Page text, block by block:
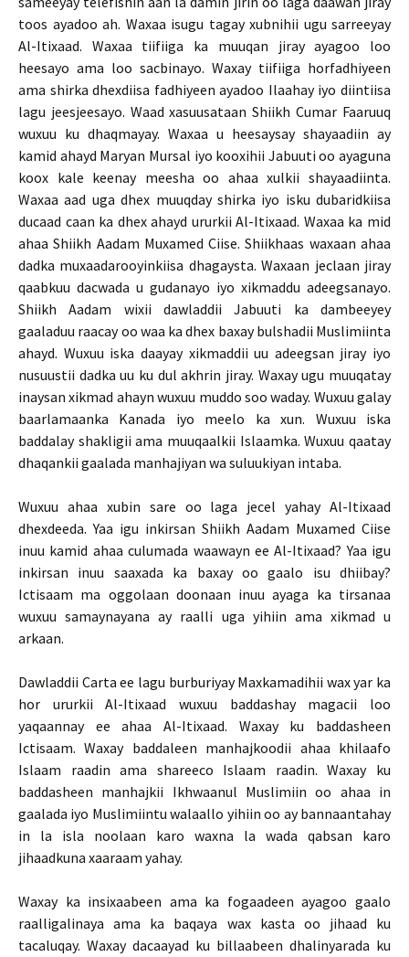
toos ayadoo ah. Waxaa isugu tagay xubnihii ugu sarreeyay
Al-Itixaad. Waxaa tiifiiga ka muuqan jiray ayagoo loo
heesayo ama loo sacbinayo. Waxay tiifiiga horfadhiyeen
ama shirka dhexdiisa fadhiyeen ayadoo Ilaahay iyo diintiisa
lagu jeesjeesayo. Waad xasuusataan Shiikh Cumar Faaruuq
wuxuu ku dhaqmayay. Waxaa u heesaysay shayaadiin ay
kamid ahayd Maryan Mursal iyo kooxihii Jabuuti oo ayaguna
koox kale keenay meesha oo ahaa xulkii shayaadiinta.
Waxaa aad uga dhex muuqday shirka iyo isku dubaridkiisa
ducaad caan ka dhex ahayd ururkii Al-Itixaad. Waxaa ka mid
ahaa Shiikh Aadam Muxamed Ciise. Shiikhaas waxaan ahaa
dadka muxaadarooyinkiisa dhagaysta. Waxaan jeclaan jiray
qaabkuu dacwada u gudanayo iyo xikmaddu adeegsanayo.
Shiikh Aadam wixii dawladdii Jabuuti ka dambeeyey
gaaladuu raacay oo waa ka dhex baxay bulshadii Muslimiinta
ahayd. Wuxuu iska daayay xikmaddii uu adeegsan jiray iyo
nusuustii dadka uu ku dul akhrin jiray. Waxay ugu muuqatay
inaysan xikmad ahayn wuxuu muddo soo waday. Wuxuu galay
baarlamaanka Kanada iyo meelo ka xun. Wuxuu iska
baddalay shakligii ama muuqaalkii Islaamka. Wuxuu qaatay
dhaqankii gaalada manhajiyan wa suluukiyan intaba.
Wuxuu ahaa xubin sare oo laga jecel yahay Al-Itixaad
dhexdeeda. Yaa igu inkirsan Shiikh Aadam Muxamed Ciise
inuu kamid ahaa culumada waawayn ee Al-Itixaad? Yaa igu
inkirsan inuu saaxada ka baxay oo gaalo isu dhiibay?
Ictisaam ma oggolaan doonaan inuu ayaga ka tirsanaa
wuxuu samaynayana ay raalli uga yihiin ama xikmad u
arkaan.
Dawladdii Carta ee lagu burburiyay Maxkamadihii wax yar ka
hor ururkii Al-Itixaad wuxuu baddashay magacii loo
yaqaannay ee ahaa Al-Itixaad. Waxay ku baddasheen
Ictisaam. Waxay baddaleen manhajkoodii ahaa khilaafo
Islaam raadin ama shareeco Islaam raadin. Waxay ku
baddasheen manhajkii Ikhwaanul Muslimiin oo ahaa in
gaalada iyo Muslimiintu walaallo yihiin oo ay bannaantahay
in la isla noolaan karo waxna la wada qabsan karo
jihaadkuna xaaraam yahay.
Waxay ka insixaabeen ama ka fogaadeen ayagoo gaalo
raalligalinaya ama ka baqaya wax kasta oo jihaad ku
tacaluqay. Waxay dacaayad ku billaabeen dhalinyarada ku